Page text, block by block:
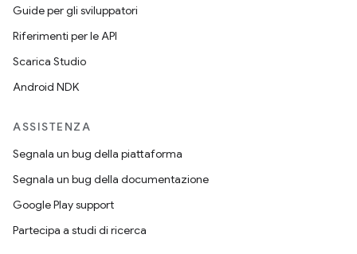
Guide per gli sviluppatori
Riferimenti per le API
Scarica Studio
Android NDK
ASSISTENZA
Segnala un bug della piattaforma
Segnala un bug della documentazione
Google Play support
Partecipa a studi di ricerca